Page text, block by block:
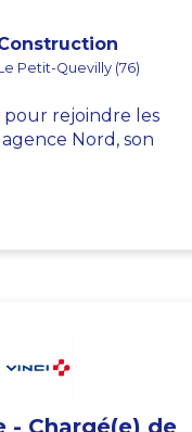
Petit-Quevilly (76)
pour rejoindre les
Nord, son
- Chargé(e) de